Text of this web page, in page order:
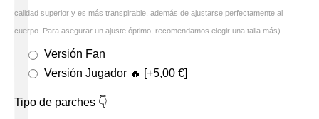
calidad superior y es más transpirable, además de ajustarse perfectamente al
cuerpo. Para asegurar un ajuste óptimo, recomendamos elegir una talla más).
Versión Fan
Versión Jugador 🔥 [+5,00 €]
Tipo de parches 👇